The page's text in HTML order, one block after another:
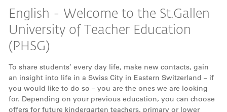
English - Welcome to the St.Gallen
University of Teacher Education
(PHSG)
To share students’ every day life, make new contacts, gain
an insight into life in a Swiss City in Eastern Switzerland – if
you would like to do so – you are the ones we are looking
for. Depending on your previous education, you can choose
offers for future kindergarten teachers, primary or lower